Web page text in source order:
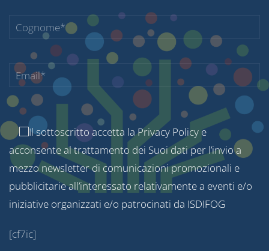
Il sottoscritto accetta laPrivacy Policy e
acconsente al trattamento dei Suoi dati per l’invio a
mezzo newsletter di comunicazioni promozionali e
pubblicitarie all’interessato relativamente a eventi e/o
iniziative organizzati e/o patrocinati da ISDIFOG
[cf7ic]